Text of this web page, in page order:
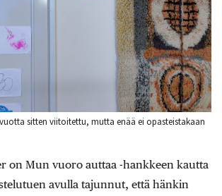
sitten viitoitettu, mutta enää ei opasteistakaan
on Mun vuoro auttaa -hankkeen kautta
avulla tajunnut, että hänkin